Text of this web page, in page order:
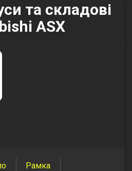
та складові
ASX
Рамка